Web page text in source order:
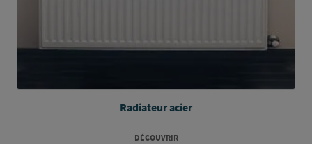
Radiateur acier
DÉCOUVRIR